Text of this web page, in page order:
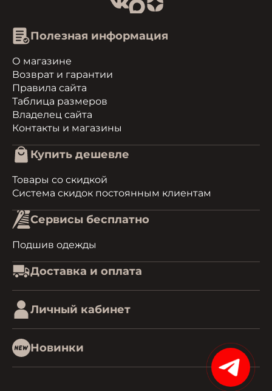
Полезная информация
О магазине
Возврат и гарантии
Правила сайта
Таблица размеров
Владелец сайта
Контакты и магазины
Купить дешевле
Товары со скидкой
Система скидок постоянным клиентам
Сервисы бесплатно
Подшив одежды
Доставка и оплата
Личный кабинет
Новинки
15%